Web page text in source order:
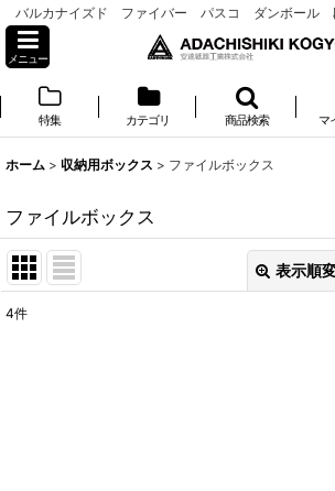
バルカナイズド ファイバー パスコ ダンボール
メニュー
特集 カテゴリ 商品検索 マ
ホーム > 収納用ボックス > ファイルボックス
ファイルボックス
表示順
4件